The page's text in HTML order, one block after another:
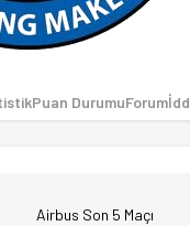
Puan DurumuForum
Airbus Son 5 Maçı